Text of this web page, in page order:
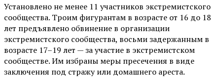
Установлено не менее 11 участников экстремистского
сообщества. Троим фигурантам в возрасте от 16 до 18
лет предъявлено обвинение в организации
экстремистского сообщества, восьми задержанным в
возрасте 17–19 лет — за участие в экстремистском
сообществе. Им избраны меры пресечения в виде
заключения под стражу или домашнего ареста.